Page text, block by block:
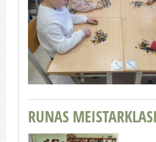
RUNAS